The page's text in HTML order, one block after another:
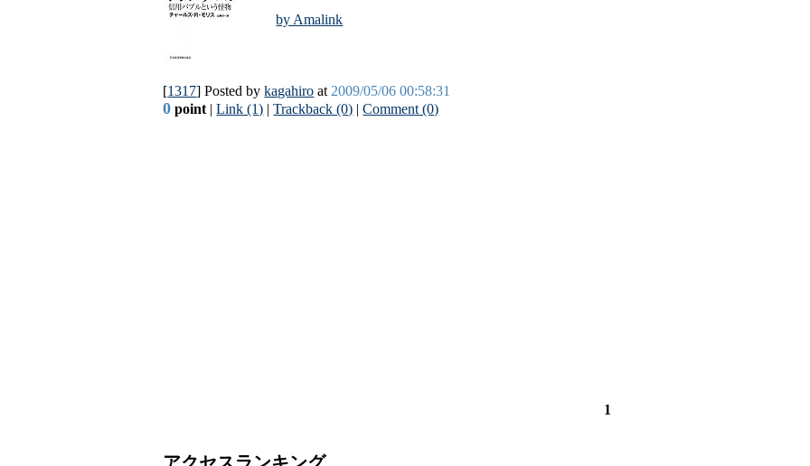
by Amalink
[1317] Posted bykagahiro at 2009/05/06 00:58:31
0 point |Link (1) |Trackback (0) |Comment (0)
1